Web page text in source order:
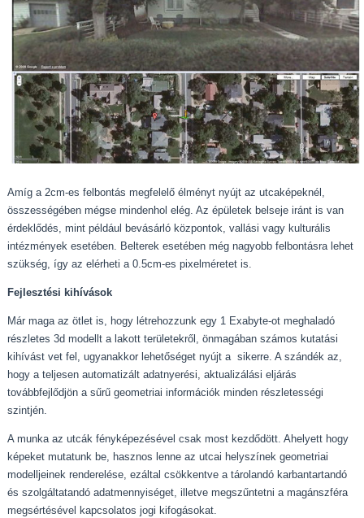
Amíg a 2cm-es felbontás megfelelő élményt nyújt az utcaképeknél,
összességében mégse mindenhol elég. Az épületek belseje iránt is van
érdeklődés, mint például bevásárló központok, vallási vagy kulturális
intézmények esetében. Belterek esetében még nagyobb felbontásra lehet
szükség, így az elérheti a 0.5cm-es pixelméretet is.
Fejlesztési kihívások
Már maga az ötlet is, hogy létrehozzunk egy 1 Exabyte-ot meghaladó
részletes 3d modellt a lakott területekről, önmagában számos kutatási
kihívást vet fel, ugyanakkor lehetőséget nyújt a sikerre. A szándék az,
hogy a teljesen automatizált adatnyerési, aktualizálási eljárás
továbbfejlődjön a sűrű geometriai információk minden részletességi
szintjén.
A munka az utcák fényképezésével csak most kezdődött. Ahelyett hogy
képeket mutatunk be, hasznos lenne az utcai helyszínek geometriai
modelljeinek renderelése, ezáltal csökkentve a tárolandó karbantartandó
és szolgáltatandó adatmennyiséget, illetve megszűntetni a magánszféra
megsértésével kapcsolatos jogi kifogásokat.